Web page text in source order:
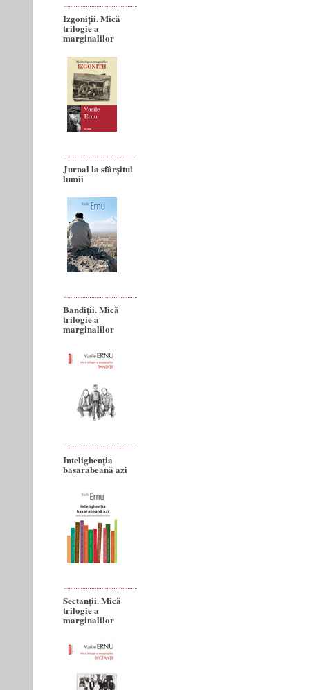
Izgoniții. Mică
trilogie a
marginalilor
Jurnal la sfârșitul
lumii
Bandiţii. Mică
trilogie a
marginalilor
Intelighenția
basarabeană azi
Sectanţii. Mică
trilogie a
marginalilor